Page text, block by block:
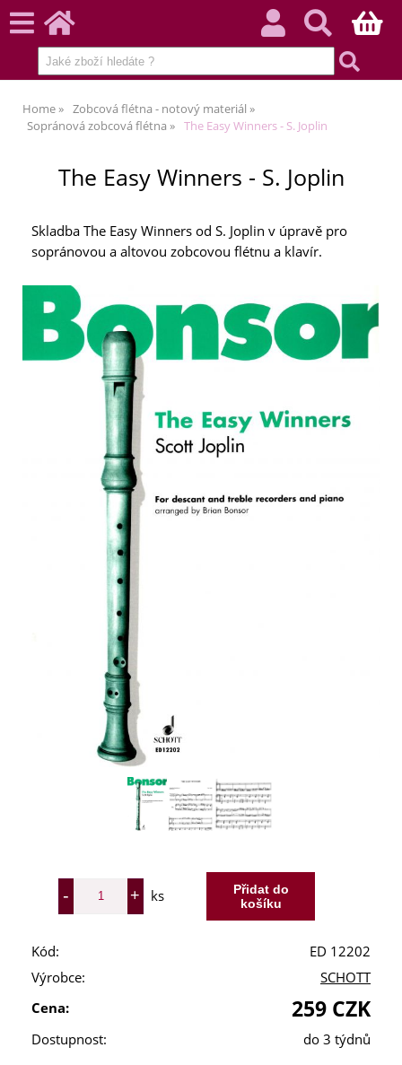
Home
Zobcová flétna - notový materiál
Sopránová zobcová flétna
The Easy Winners - S. Joplin
The Easy Winners - S. Joplin
Skladba The Easy Winners od S. Joplin v úpravě pro
sopránovou a altovou zobcovou flétnu a klavír.
ks
Kód:
ED 12202
Výrobce:
SCHOTT
Cena:
259 CZK
Dostupnost: do 3 týdnů